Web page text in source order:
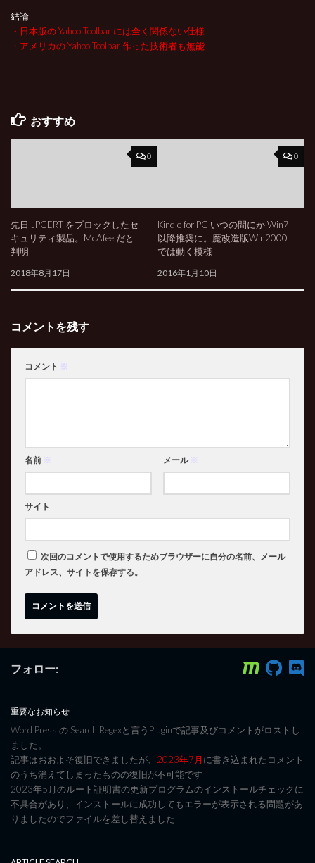
結論
・日本版の Yahoo Toolbar には全く関係ない仕様
・アメリカの Yahoo Toolbar 作った技術者も無能
おすすめ
0
先日 JPCERT をブロックしたセ
キュリティ製品。McAfee だと
判明
2018年8月17日
0
Kindle for PC いつの間にか Win7
以降推奨に。魔改造版Win2000
では動く模様
2016年1月10日
コメントを残す
コメント ※
名前 ※ メール ※
サイト
次回のコメントで使用するためブラウザーに自分の名前、メール
アドレス、サイトを保存する。
フォロー:
重要なお知らせ
Word Press の Search Regexと言うPluginで記事及びコメントがロストし
ました。
記事はおおよそ復旧できましたが、 2023年7月に書き込まれたコメント
のうち消えてしまったものの復旧が不可能です
2023年5月のルート証明書の更新プログラムのインストールチェックに
不具合があり、インストールに成功してもエラーが表示される問題があ
りましたのでファイルを差し替えました